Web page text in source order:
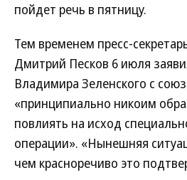
пойдет речь в пятницу.
Тем временем пресс-
Дмитрий Песков 6 июля
Владимира Зеленского с
«принципиально никоим
повлиять на исход
операции». «Нынешняя
чем красноречиво это